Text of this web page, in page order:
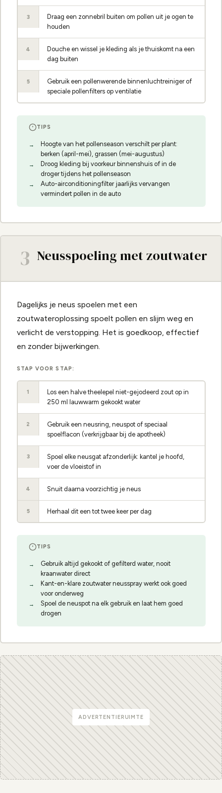
3
Draag een zonnebril buiten om pollen uit je ogen te
houden
4
Douche en wissel je kleding als je thuiskomt na een
dag buiten
5
Gebruik een pollenwerende binnenluchtreiniger of
speciale pollenfilters op ventilatie
TIPS
Hoogte van het pollenseason verschilt per plant:
berken (april-mei), grassen (mei-augustus)
Droog kleding bij voorkeur binnenshuis of in de
droger tijdens het pollenseason
Auto-airconditioningfilter jaarlijks vervangen
vermindert pollen in de auto
3 Neusspoeling met zoutwater
Dagelijks je neus spoelen met een
zoutwateroplossing spoelt pollen en slijm weg en
verlicht de verstopping. Het is goedkoop, effectief
en zonder bijwerkingen.
STAP VOOR STAP:
1
Los een halve theelepel niet-gejodeerd zout op in
250 ml lauwwarm gekookt water
2
Gebruik een neusring, neuspot of speciaal
spoelflacon (verkrijgbaar bij de apotheek)
3
Spoel elke neusgat afzonderlijk: kantel je hoofd,
voer de vloeistof in
4 Snuit daarna voorzichtig je neus
5 Herhaal dit een tot twee keer per dag
TIPS
Gebruik altijd gekookt of gefilterd water, nooit
kraanwater direct
Kant-en-klare zoutwater neusspray werkt ook goed
voor onderweg
Spoel de neuspot na elk gebruik en laat hem goed
drogen
ADVERTENTIERUIMTE